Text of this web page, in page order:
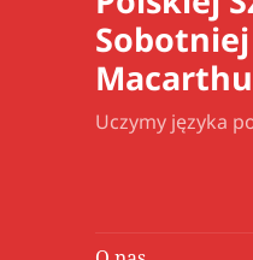
Uczymy języka